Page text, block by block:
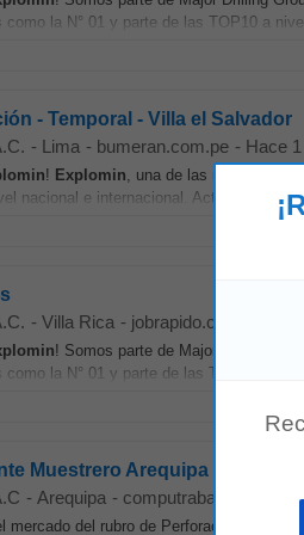
la N° 01 y parte de las TOP10 a
- Temporal - Villa el Salvador
- Lima - bumeran.com.pe - Hace
! Explomin, una de las mejores
nacional e internacional. Actualmente,
- Villa Rica - jobrapido.com
! Somos parte de Major Drilling
la N° 01 y parte de las TOP10 a
Muestrero Arequipa
- Arequipa - computrabajo.com
mercado del rubro de Perforación